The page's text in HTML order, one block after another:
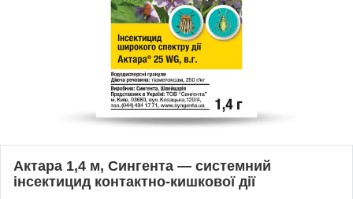
Актара 1,4 м, Сингента — системний
інсектицид контактно-кишкової дії